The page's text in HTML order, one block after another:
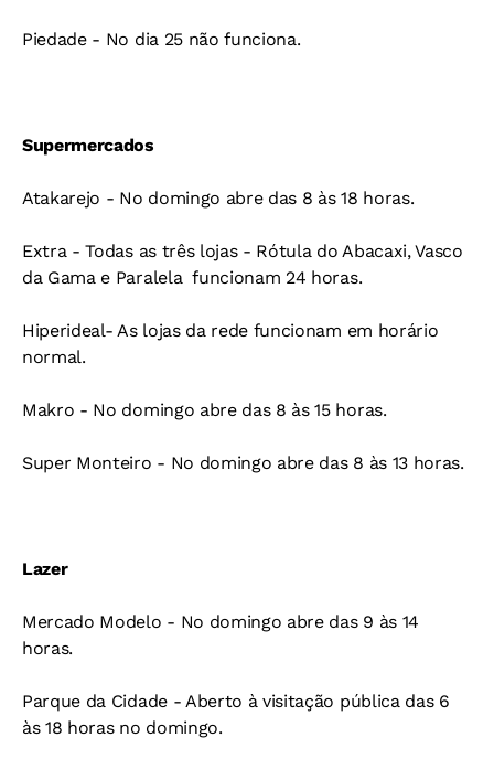
Piedade - No dia 25 não funciona.
Supermercados
Atakarejo - No domingo abre das 8 às 18 horas.
Extra - Todas as três lojas - Rótula do Abacaxi, Vasco
da Gama e Paralela  funcionam 24 horas.
Hiperideal- As lojas da rede funcionam em horário
normal.
Makro - No domingo abre das 8 às 15 horas.
Super Monteiro - No domingo abre das 8 às 13 horas.
Lazer
Mercado Modelo - No domingo abre das 9 às 14
horas.
Parque da Cidade - Aberto à visitação pública das 6
às 18 horas no domingo.